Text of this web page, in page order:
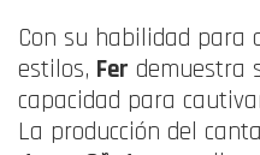
Con su habilidad para
estilos, Fer demuestra
capacidad para
La producción del